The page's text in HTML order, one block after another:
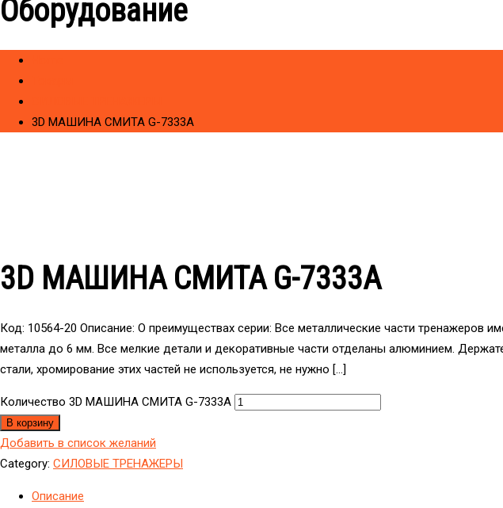
Оборудование
3D МАШИНА СМИТА G-7333A
3D МАШИНА СМИТА G-7333A
Код: 10564-20 Описание: О преимуществах серии: Все металлические части
металла до 6 мм. Все мелкие детали и декоративные части отделаны алюминием.
стали, хромирование этих частей не используется, не нужно […]
Количество 3D МАШИНА СМИТА G-7333A
В корзину
Добавить в список желаний
Category: CИЛОВЫЕ ТРЕНАЖЕРЫ
Описание